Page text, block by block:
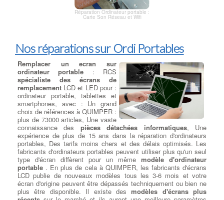
Réparation Ordinateur portable :
Carte Son Réseau et Wifi
Nos réparations sur Ordi Portables
Remplacer un ecran sur
ordinateur portable : RCS
spécialiste des écrans de
remplacement LCD et LED pour :
ordinateur portable, tablettes et
smartphones, avec : Un grand
choix de références à QUIMPER :
plus de 73000 articles, Une vaste
connaissance des pièces détachées informatiques, Une
expérience de plus de 15 ans dans la réparation d'ordinateurs
portables, Des tarifs moins chers et des délais optimisés. Les
fabricants d'ordinateurs portables peuvent utiliser plus qu'un seul
type d'écran diffèrent pour un même modèle d'ordinateur
portable . En plus de cela à QUIMPER, les fabricants d'écrans
LCD publie de nouveaux modèles tous les 3-6 mois et votre
écran d'origine peuvent être dépassés techniquement ou bien ne
plus être disponible. Il existe desmodèles d'écrans plus